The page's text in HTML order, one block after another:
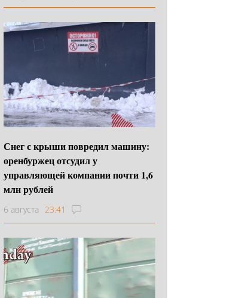
Снег с крыши повредил машину:
оренбуржец отсудил у
управляющей компании почти 1,6
млн рублей
6 августа 23:41